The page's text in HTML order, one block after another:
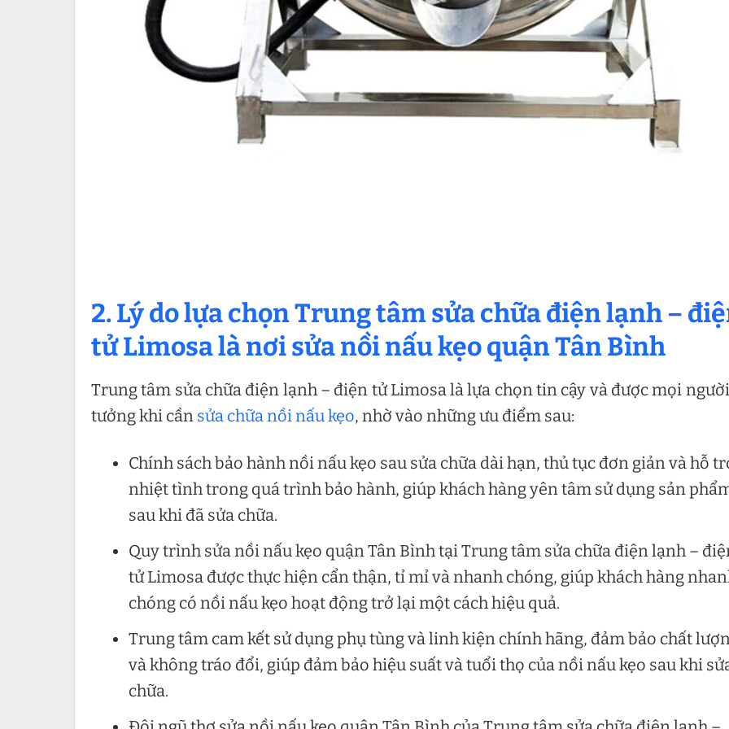
2. Lý do lựa chọn Trung tâm sửa chữa điện lạnh –
tử Limosa là nơisửa nồi nấu kẹo quận Tân Bình
Trung tâm sửa chữa điện lạnh – điện tử Limosa là lựa chọn tin cậy và được mọi
tưởng khi cần sửa chữa nồi nấu kẹo, nhờ vào những ưu điểm sau:
Chính sách bảo hành nồi nấu kẹo sau sửa chữa dài hạn, thủ tục đơn giản và hỗ
nhiệt tình trong quá trình bảo hành, giúp khách hàng yên tâm sử dụng sản
sau khi đã sửa chữa.
Quy trình sửa nồi nấu kẹo quận Tân Bình tại Trung tâm sửa chữa điện lạnh –
tử Limosa được thực hiện cẩn thận, tỉ mỉ và nhanh chóng, giúp khách hàng
chóng có nồi nấu kẹo hoạt động trở lại một cách hiệu quả.
Trung tâm cam kết sử dụng phụ tùng và linh kiện chính hãng, đảm bảo chất
và không tráo đổi, giúp đảm bảo hiệu suất và tuổi thọ của nồi nấu kẹo sau khi
chữa.